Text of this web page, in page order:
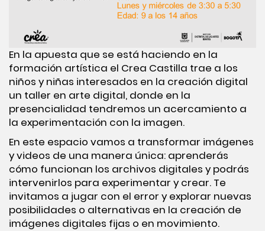
En la apuesta que se está haciendo en la
formación artística el Crea Castilla trae a los
niños y niñas interesados en la creación digital
un taller en arte digital, donde en la
presencialidad tendremos un acercamiento a
la experimentación con la imagen.
En este espacio vamos a transformar imágenes
y videos de una manera única: aprenderás
cómo funcionan los archivos digitales y podrás
intervenirlos para experimentar y crear. Te
invitamos a jugar con el error y explorar nuevas
posibilidades o alternativas en la creación de
imágenes digitales fijas o en movimiento.